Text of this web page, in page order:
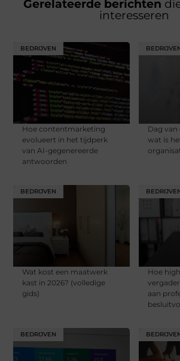
Gerelateerde berichten
interesseren
BEDRIJVEN
Hoe contentmarketing
evolueert in het tijdperk
van AI-gegenereerde
antwoorden
Dag van
wat is
BEDRIJVEN
Wat kost een maatwerk
kast in 2026? (volledige
gids)
Hoe
aan
BEDRIJVEN